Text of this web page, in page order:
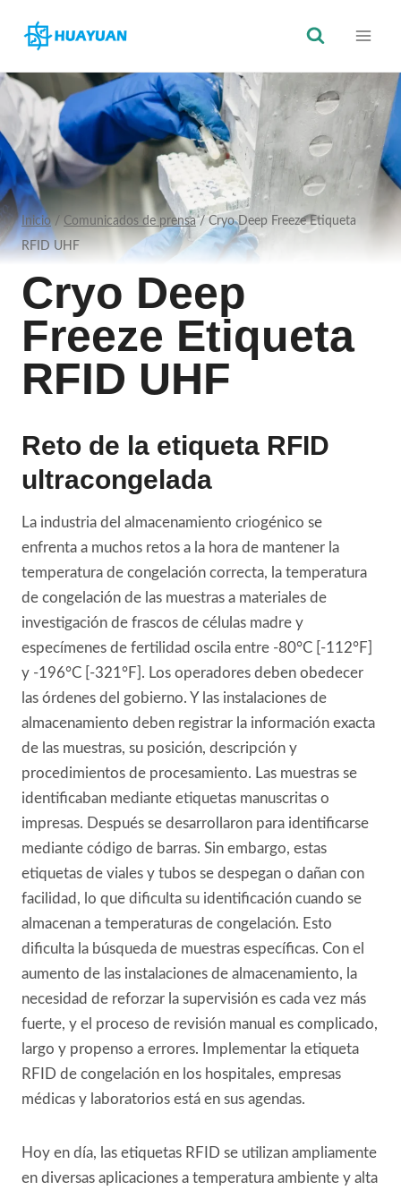
Inicio / Comunicados de prensa / Cryo Deep Freeze Etiqueta
RFID UHF
Cryo Deep
Freeze Etiqueta
RFID UHF
Reto de la etiqueta RFID
ultracongelada
La industria del almacenamiento criogénico se
enfrenta a muchos retos a la hora de mantener la
temperatura de congelación correcta, la temperatura
de congelación de las muestras a materiales de
investigación de frascos de células madre y
especímenes de fertilidad oscila entre -80°C [-112°F]
y -196°C [-321°F]. Los operadores deben obedecer
las órdenes del gobierno. Y las instalaciones de
almacenamiento deben registrar la información exacta
de las muestras, su posición, descripción y
procedimientos de procesamiento. Las muestras se
identificaban mediante etiquetas manuscritas o
impresas. Después se desarrollaron para identificarse
mediante código de barras. Sin embargo, estas
etiquetas de viales y tubos se despegan o dañan con
facilidad, lo que dificulta su identificación cuando se
almacenan a temperaturas de congelación. Esto
dificulta la búsqueda de muestras específicas. Con el
aumento de las instalaciones de almacenamiento, la
necesidad de reforzar la supervisión es cada vez más
fuerte, y el proceso de revisión manual es complicado,
largo y propenso a errores. Implementar la etiqueta
RFID de congelación en los hospitales, empresas
médicas y laboratorios está en sus agendas.
Hoy en día, las etiquetas RFID se utilizan ampliamente
en diversas aplicaciones a temperatura ambiente y alta